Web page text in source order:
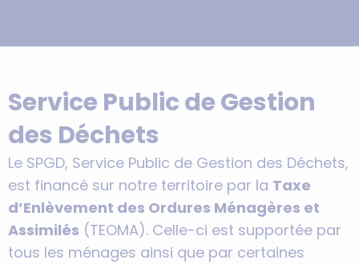
Service Public de Gestion
des Déchets
Le SPGD, Service Public de Gestion des Déchets,
est financé sur notre territoire par la Taxe
d’Enlèvement des Ordures Ménagères et
Assimilés (TEOMA). Celle-ci est supportée par
tous les ménages ainsi que par certaines